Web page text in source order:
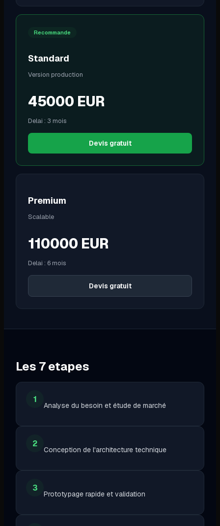
Recommande
Standard
Version production
45000 EUR
Delai : 3 mois
Devis gratuit
Premium
Scalable
110000 EUR
Delai : 6 mois
Devis gratuit
Les 7etapes
1
Analyse du besoin et étude de marché
2
Conception de l'architecture technique
3
Prototypage rapide et validation